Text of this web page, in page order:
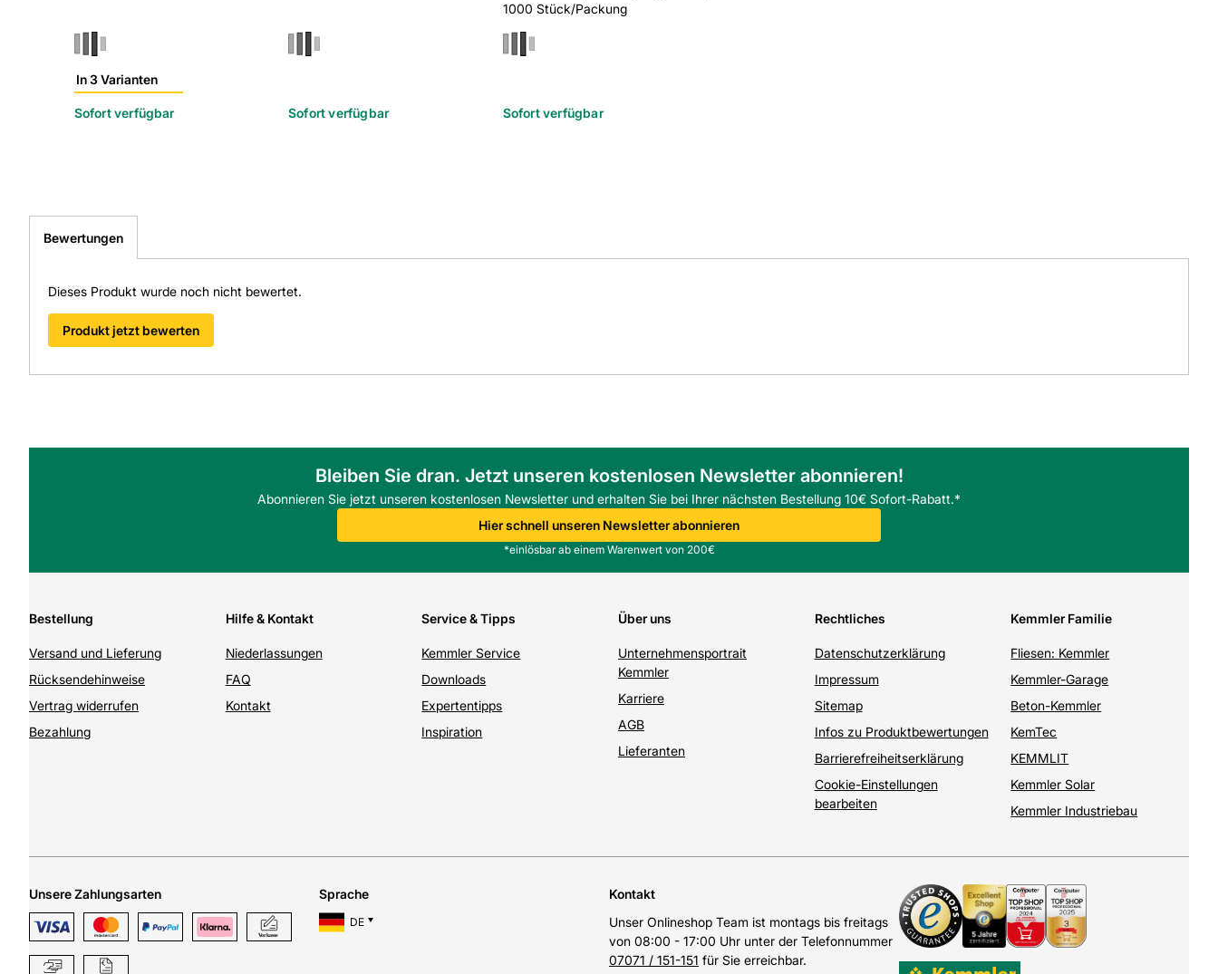
In 3 Varianten
Sofort verfügbar Sofort verfügbar
1000 Stück/Packung
Sofort verfügbar
Bewertungen
Dieses Produkt wurde noch nicht bewertet.
Produkt jetzt bewerten
Bleiben Sie dran. Jetzt unseren kostenlosen Newsletter abonnieren!
Abonnieren Sie jetzt unseren kostenlosen Newsletter und erhalten Sie bei Ihrer nächsten Bestellung 10€ Sofort-Rabatt.*
Hier schnell unseren Newsletter abonnieren
*einlösbar ab einem Warenwert von 200€
Bestellung
Versand und Lieferung
Rücksendehinweise
Vertrag widerrufen
Bezahlung
Hilfe & Kontakt
Niederlassungen
FAQ
Kontakt
Service & Tipps
Kemmler Service
Downloads
Expertentipps
Inspiration
Über uns
Unternehmensportrait
Kemmler
Karriere
AGB
Lieferanten
Rechtliches
Datenschutzerklärung
Impressum
Sitemap
Infos zu Produktbewertungen
Barrierefreiheitserklärung
Cookie-Einstellungen
bearbeiten
Kemmler Familie
Fliesen: Kemmler
Kemmler-Garage
Beton-Kemmler
KemTec
KEMMLIT
Kemmler Solar
Kemmler Industriebau
Unsere Zahlungsarten Sprache
DE
Kontakt
Unser Onlineshop Team ist montags bis freitags
von 08:00 - 17:00 Uhr unter der Telefonnummer
07071 / 151-151 für Sie erreichbar.